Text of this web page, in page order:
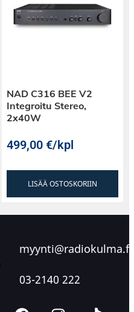
NAD C316 BEE V2
Integroitu Stereo,
2x40W
499,00€/kpl
LISÄÄ OSTOSKORIIN
myynti@radiokulma.fi
03-2140 222